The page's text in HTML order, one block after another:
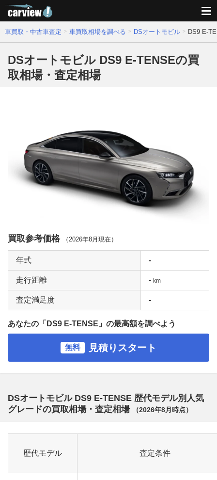
車買取・中古車査定 車買取相場を調べる DSオートモビル DS9 E-
DSオートモビル DS9 E-TENSEの買
取相場・査定相場
買取参考価格 （ 2026年8月 現在）
年式 -
走行距離 - km
査定満足度 -
あなたの「DS9 E-TENSE」の最高額を調べよう
無料 見積りスタート
DSオートモビル DS9 E-TENSE 歴代モデル別人気
グレードの買取相場・査定相場
（2026年8月 時点）
歴代モデル 査定条件